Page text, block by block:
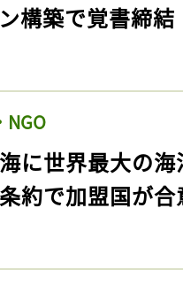
構築で覚書締結
NGO
海に世界最大の
約で加盟国が合
気に入りに
グインが必